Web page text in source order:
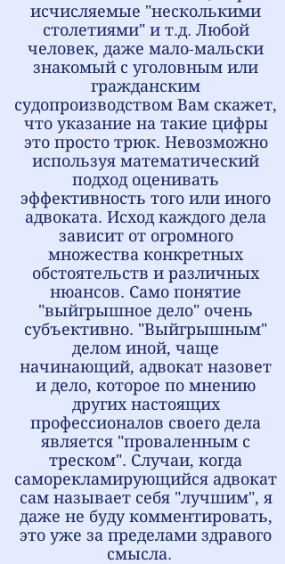
исчисляемые "несколькими
столетиями" и т.д. Любой
человек, даже мало-мальски
знакомый с уголовным или
гражданским
судопроизводством Вам скажет,
что указание на такие цифры
это просто трюк. Невозможно
используя математический
подход оценивать
эффективность того или иного
адвоката. Исход каждого дела
зависит от огромного
множества конкретных
обстоятельств и различных
нюансов. Само понятие
"выйгрышное дело" очень
субъективно. "Выйгрышным"
делом иной, чаще
начинающий, адвокат назовет
и дело, которое по мнению
других настоящих
профессионалов своего дела
является "проваленным с
треском". Случаи, когда
саморекламирующийся адвокат
сам называет себя "лучшим", я
даже не буду комментировать,
это уже за пределами здравого
смысла.